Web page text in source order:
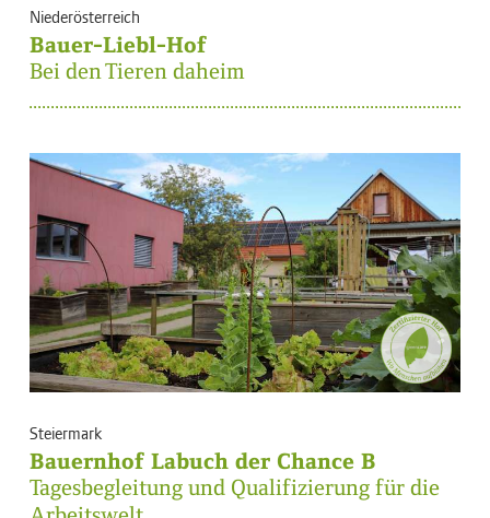
Niederösterreich
Bauer-Liebl-Hof
Bei den Tieren daheim
Steiermark
Bauernhof Labuch der Chance B
Tagesbegleitung und Qualifizierung für die